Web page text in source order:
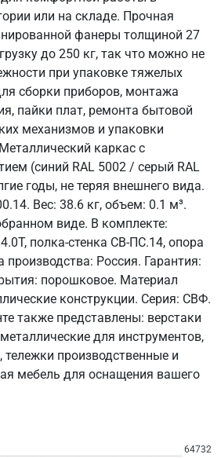
или на складе. Прочная
фанеры толщиной 27
до 250 кг, так что можно не
при упаковке тяжелых
сборки приборов, монтажа
пайки плат, ремонта бытовой
механизмов и упаковки
каркас с
(синий RAL 5002 / серый RAL
годы, не теряя внешнего вида.
Вес: 38.6 кг, объем: 0.1 м³.
виде. В комплекте:
полка-стенка СВ-ПС.14, опора
Россия. Гарантия:
порошковое. Материал
конструкции. Серия: СВФ.
также представлены: верстаки
для инструментов,
тележки производственные и
мебель для оснащения вашего
64732